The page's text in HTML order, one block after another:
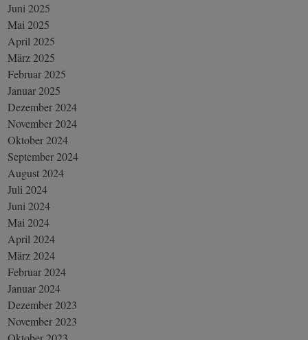
Juni 2025
Mai 2025
April 2025
März 2025
Februar 2025
Januar 2025
Dezember 2024
November 2024
Oktober 2024
September 2024
August 2024
Juli 2024
Juni 2024
Mai 2024
April 2024
März 2024
Februar 2024
Januar 2024
Dezember 2023
November 2023